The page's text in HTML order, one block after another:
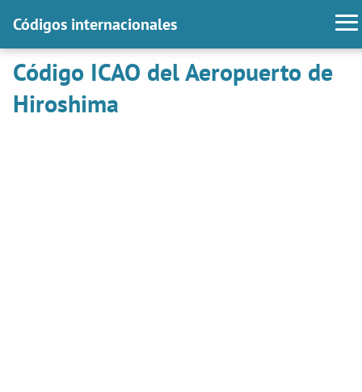
Códigos internacionales
Código ICAO del Aeropuerto de
Hiroshima